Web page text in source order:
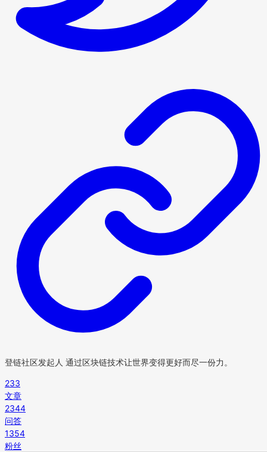
登链社区发起人 通过区块链技术让世界变得更好而尽一份力。
233
文章
2344
问答
1354
粉丝